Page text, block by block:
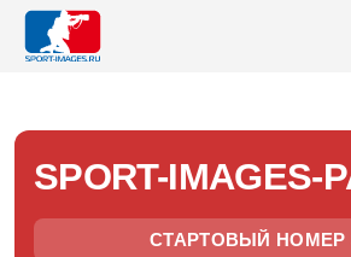
SPORT-IMAGES-
СТАРТОВЫЙ НОМЕР